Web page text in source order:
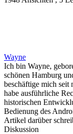
Wayne
Ich bin Wayne,
schönen Hamburg
beschäftige mich seit
habe ausführliche
historischen
Bedienung des
Artikel darüber
Diskussion